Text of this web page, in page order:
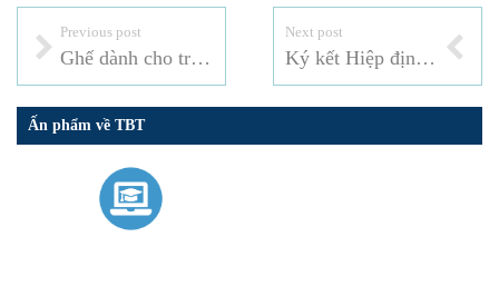
Previous post
Ghế dành cho trẻ em
Next post
Ký kết Hiệp định đối tác kinh tế toàn diện khu vực RCEP
Ấn phẩm về TBT